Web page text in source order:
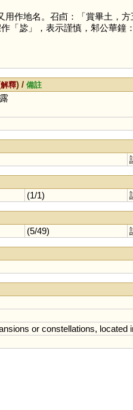
作地名。召卣：「賞畢土，方
「毖」，表示謹慎，邾公華鐘
解釋) /備註
(1/1)
(5/49)
or constellations, located